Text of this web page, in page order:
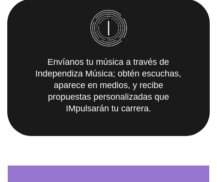
Envíanos tu música a través de
Independiza Música; obtén escuchas,
aparece en medios, y recibe
propuestas personalizadas que
IMpulsarán tu carrera.